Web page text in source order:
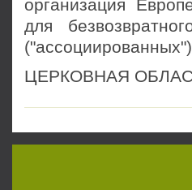
организация
для
ЦЕРКОВНАЯ